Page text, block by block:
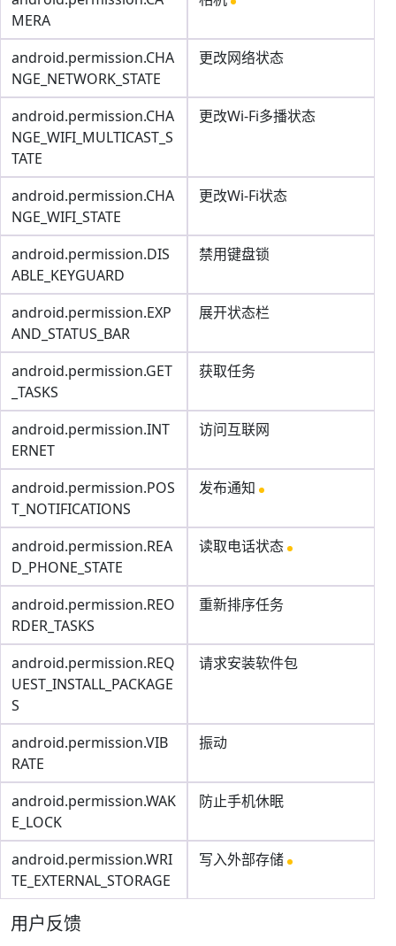
MERA
android.permission.CHA
NGE_NETWORK_STATE
更改网络状态
android.permission.CHA
NGE_WIFI_MULTICAST_S
TATE
更改Wi-Fi多播状态
android.permission.CHA
NGE_WIFI_STATE
更改Wi-Fi状态
android.permission.DIS
ABLE_KEYGUARD
禁用键盘锁
android.permission.EXP
AND_STATUS_BAR
展开状态栏
android.permission.GET
_TASKS
获取任务
android.permission.INT
ERNET
访问互联网
android.permission.POS
T_NOTIFICATIONS
发布通知
android.permission.REA
D_PHONE_STATE
读取电话状态
android.permission.REO
RDER_TASKS
重新排序任务
android.permission.REQ
UEST_INSTALL_PACKAGE
S
请求安装软件包
android.permission.VIB
RATE
振动
android.permission.WAK
E_LOCK
防止手机休眠
android.permission.WRI
TE_EXTERNAL_STORAGE
写入外部存储
用户反馈